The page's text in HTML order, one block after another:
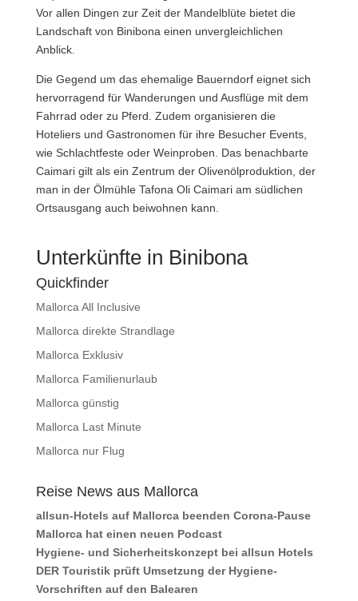
Vor allen Dingen zur Zeit der Mandelblüte bietet die
Landschaft von Binibona einen unvergleichlichen
Anblick.
Die Gegend um das ehemalige Bauerndorf eignet sich
hervorragend für Wanderungen und Ausflüge mit dem
Fahrrad oder zu Pferd. Zudem organisieren die
Hoteliers und Gastronomen für ihre Besucher Events,
wie Schlachtfeste oder Weinproben. Das benachbarte
Caimari gilt als ein Zentrum der Olivenölproduktion, der
man in der Ölmühle Tafona Oli Caimari am südlichen
Ortsausgang auch beiwohnen kann.
Unterkünfte in Binibona
Quickfinder
Mallorca All Inclusive
Mallorca direkte Strandlage
Mallorca Exklusiv
Mallorca Familienurlaub
Mallorca günstig
Mallorca Last Minute
Mallorca nur Flug
Reise News aus Mallorca
allsun-Hotels auf Mallorca beenden Corona-Pause
Mallorca hat einen neuen Podcast
Hygiene- und Sicherheitskonzept bei allsun Hotels
DER Touristik prüft Umsetzung der Hygiene-
Vorschriften auf den Balearen